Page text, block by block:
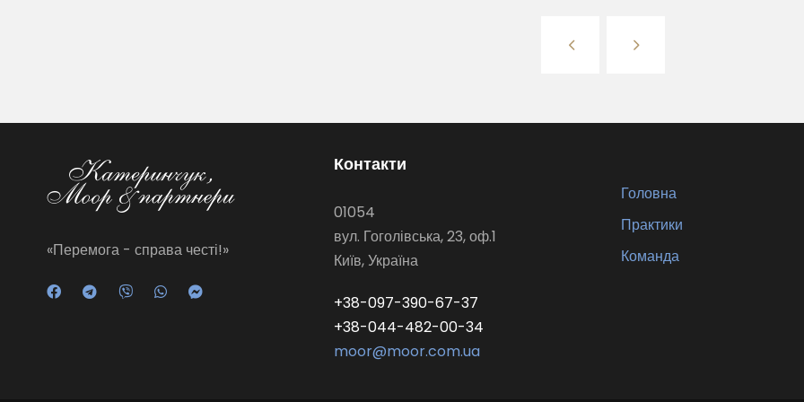
«Перемога - справа честі!»
Контакти
01054
вул. Гоголівська, 23, оф.1
Київ, Україна
+38-097-390-67-37
+38-044-482-00-34
moor@moor.com.ua
Головна
Практики
Команда